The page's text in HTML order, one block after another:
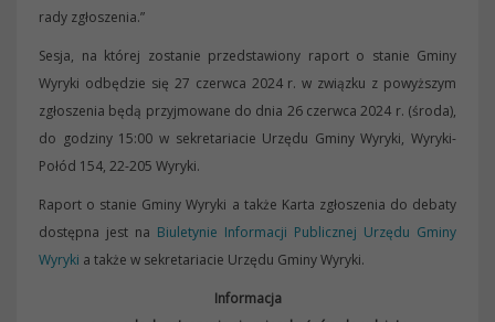
rady zgłoszenia.”
Sesja, na której zostanie przedstawiony raport o stanie Gminy
Wyryki odbędzie się 27 czerwca 2024 r. w związku z powyższym
zgłoszenia będą przyjmowane do dnia 26 czerwca 2024 r. (środa),
do godziny 15:00 w sekretariacie Urzędu Gminy Wyryki, Wyryki-
Połód 154, 22-205 Wyryki.
Raport o stanie Gminy Wyryki a także Karta zgłoszenia do debaty
dostępna jest na Biuletynie Informacji Publicznej Urzędu Gminy
Wyryki a także w sekretariacie Urzędu Gminy Wyryki.
Informacja